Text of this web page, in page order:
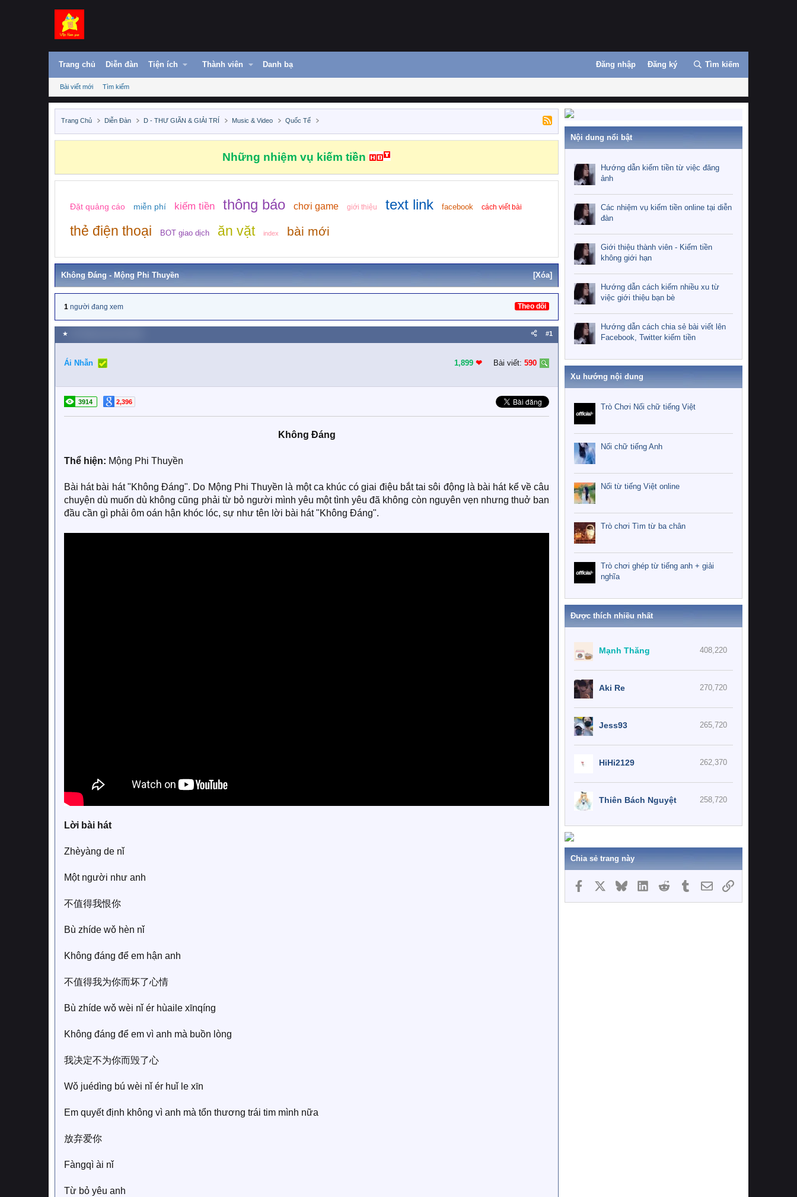
Trang chủ Diễn đàn Tiện ích Thành viên Danh bạ Đăng nhập Đăng ký Tìm kiếm
Bài viết mới Tìm kiếm
Trang Chủ Diễn Đàn D - THƯ GIÃN & GIẢI TRÍ Music & Video Quốc Tế
Những nhiệm vụ kiếm tiền
Đặt quảng cáo miễn phí kiếm tiền thông báo chơi game giới thiệu text link facebook cách viết bài
thẻ điện thoại BOT giao dịch ăn vặt index bài mới
Không Đáng - Mộng Phi Thuyền [Xóa]
1 người đang xem Theo dõi
★ #1
Ái Nhẫn 1,899 ❤︎ Bài viết: 590
3914 2,396
Không Đáng
Thể hiện: Mộng Phi Thuyền
Bài hát bài hát "Không Đáng". Do Mộng Phi Thuyền là một ca khúc có giai điệu bắt tai sôi động là bài hát kể về câu
chuyện dù muốn dù không cũng phải từ bỏ người mình yêu một tình yêu đã không còn nguyên vẹn nhưng thuở ban
đầu cần gì phải ôm oán hận khóc lóc, sự như tên lời bài hát "Không Đáng".
Lời bài hát
Zhèyàng de nǐ
Một người như anh
不值得我恨你
Bù zhíde wǒ hèn nǐ
Không đáng để em hận anh
不值得我为你而坏了心情
Bù zhíde wǒ wèi nǐ ér hùaile xīnqíng
Không đáng để em vì anh mà buồn lòng
我决定不为你而毁了心
Wǒ juédìng bú wèi nǐ ér huǐ le xīn
Em quyết định không vì anh mà tổn thương trái tim mình nữa
放弃爱你
Fàngqì ài nǐ
Từ bỏ yêu anh
Nội dung nổi bật
Hướng dẫn kiếm tiền từ việc đăng
ảnh
Các nhiệm vụ kiếm tiền online tại diễn
đàn
Giới thiệu thành viên - Kiếm tiền
không giới hạn
Hướng dẫn cách kiếm nhiều xu từ
việc giới thiệu bạn bè
Hướng dẫn cách chia sẻ bài viết lên
Facebook, Twitter kiếm tiền
Xu hướng nội dung
Trò Chơi Nối chữ tiếng Việt
Nối chữ tiếng Anh
Nối từ tiếng Việt online
Trò chơi Tìm từ ba chân
Trò chơi ghép từ tiếng anh + giải
nghĩa
Được thích nhiều nhất
408,220
Mạnh Thăng
270,720
Aki Re
265,720
Jess93
262,370
HiHi2129
258,720
Thiên Bách Nguyệt
Chia sẻ trang này
Facebook BlueskyLinkedInReddit TumblrEmailLink